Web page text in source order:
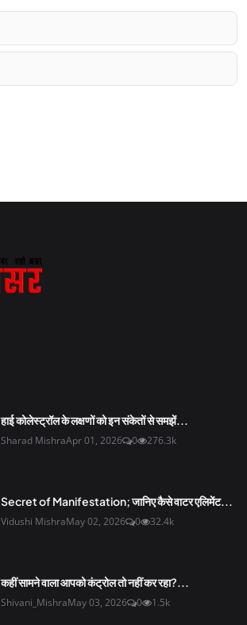
हाई कोलेस्ट्रॉल के लक्षणों को इन संकेतों से समझें...
Sharad MishraApr 01, 2026 0 276.3k
Secret of Manifestation; जानिए कैसे वाटर एलिमेंट...
Vidushi MishraMay 02, 2026 0 32.4k
कहीं सामने वाला आपको कंट्रोल तो नहीं कर रहा?...
Shivani_MishraMay 03, 2026 0 1.5k